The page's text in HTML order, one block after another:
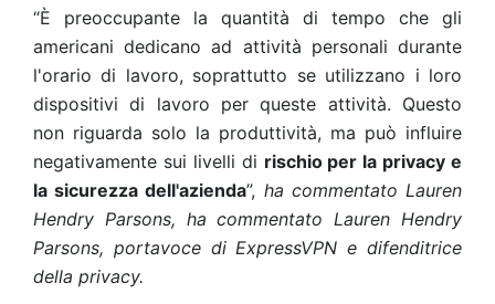
“È preoccupante la quantità di tempo che gli
americani dedicano ad attività personali durante
l'orario di lavoro, soprattutto se utilizzano i loro
dispositivi di lavoro per queste attività. Questo
non riguarda solo la produttività, ma può influire
negativamente sui livelli di rischio per la privacy e
la sicurezza dell'azienda”, ha commentato Lauren
Hendry Parsons, ha commentato Lauren Hendry
Parsons, portavoce di ExpressVPN e difenditrice
della privacy.